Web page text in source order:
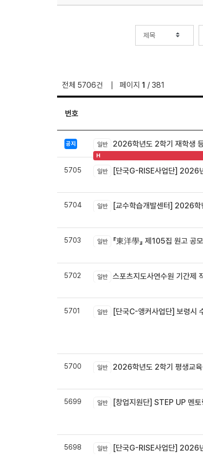
전체 5706건 페이지 1 / 381
번호
공지 일반 2026학년도 2학기 재학생
H
5705 일반 [단국G-RISE사업단] 2026
5704 일반 [교수학습개발센터] 2026학
5703 일반 『東洋學』 제105집 원고 공모 안내 /
5702 일반 스포츠지도사연수원 기간제
5701 일반 [단국C-앵커사업단] 보령시
5700 일반 2026학년도 2학기 평생교육
5699 일반 [창업지원단] STEP UP 멘
5698 일반 [단국G-RISE사업단] 2026